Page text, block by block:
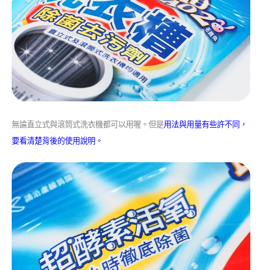
無論直立式與滾筒式洗衣機都可以用喔。但是用法與用量有些許不同，
要看清楚背後的使用說明。